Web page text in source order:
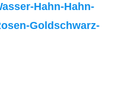
Hahn-Hahn-
Goldschwarz-